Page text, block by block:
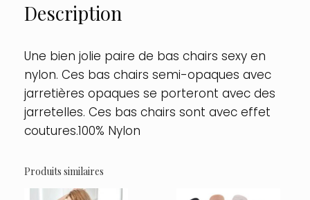
Couleur
:Description
Une bien jolie paire de bas chairs sexy en
nylon. Ces bas chairs semi-opaques avec
jarretières opaques se porteront avec des
jarretelles. Ces bas chairs sont avec effet
coutures.100% Nylon
Produits similaires